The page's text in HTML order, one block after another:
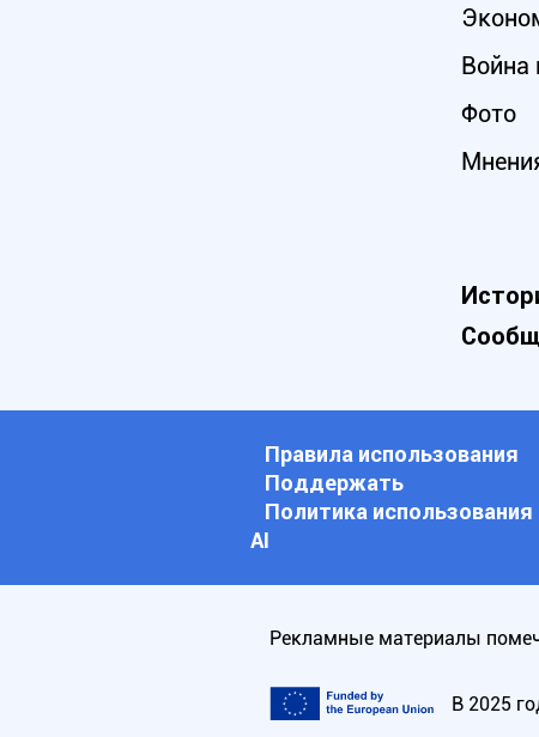
Война
Фото
Правила использования
Поддержать
Политика использования
АI
Рекламные материалы
В 2025